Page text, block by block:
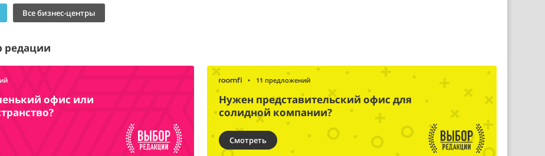
Все бизнес-центры
редации
офис или
• 11 предложений
Нужен представительский офис для
солидной компании?
Смотреть